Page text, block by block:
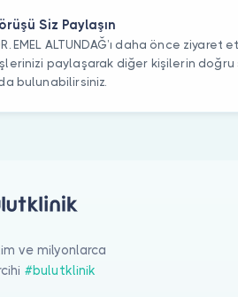
Siz Paylaşın
EMEL ALTUNDAĞ’ı daha önce ziyaret
paylaşarak diğer kişilerin doğru
bulunabilirsiniz.
ve milyonlarca
#bulutklinik